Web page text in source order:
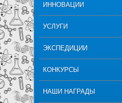
ИННОВАЦИИ
УСЛУГИ
ЭКСПЕДИЦИИ
КОНКУРСЫ
НАШИ НАГРАДЫ